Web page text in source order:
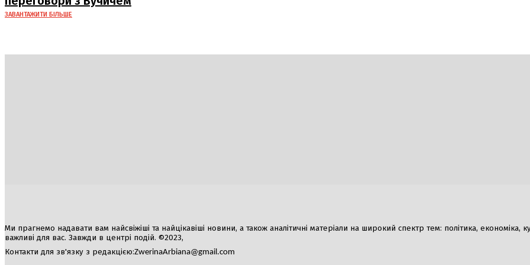
ЗАВАНТАЖИТИ БІЛЬШЕ
Ми прагнемо надавати вам найсвіжіші та найцікавіші новини, а також аналітичні матеріали на широкий спектр тем: політика, економіка,
важливі для вас. Завжди в центрі подій. ©2023,
Контакти для зв'язку з редакцією:ZwerinaArbiana@gmail.com